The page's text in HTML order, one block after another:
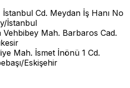
İstanbul Cd. Meydan İş Hanı No
İstanbul
Vehbibey Mah. Barbaros Cad.
Mah. İsmet İnönü 1 Cd.
Eskişehir